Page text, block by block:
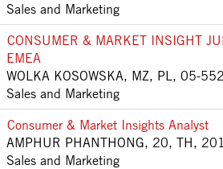
Sales and Marketing
CONSUMER & MARKET INSIGHT
EMEA
WOLKA KOSOWSKA, MZ, PL, 05-552
Sales and Marketing
Consumer & Market Insights Analyst
AMPHUR PHANTHONG, 20, TH,
Sales and Marketing